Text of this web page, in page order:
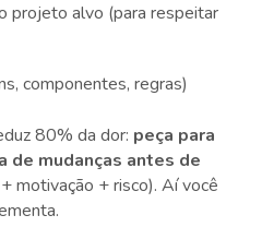
projeto alvo (para respeitar
componentes, regras)
80% da dor: peça para
de mudanças antes de
motivação + risco). Aí você